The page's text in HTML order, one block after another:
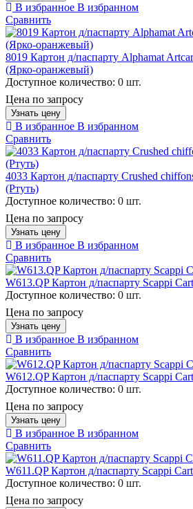
В избранное В избранном
Сравнить
8019 Картон д/паспарту Alphamat
(Ярко-оранжевый)
Доступное количество: 0 шт.
Цена по запросу
Узнать цену
В избранное В избранном
Сравнить
4033 Картон д/паспарту Crushed
(Ртуть)
Доступное количество: 0 шт.
Цена по запросу
Узнать цену
В избранное В избранном
Сравнить
W613.QP Картон д/паспарту Scappi
Доступное количество: 0 шт.
Цена по запросу
Узнать цену
В избранное В избранном
Сравнить
W612.QP Картон д/паспарту Scappi
Доступное количество: 0 шт.
Цена по запросу
Узнать цену
В избранное В избранном
Сравнить
W611.QP Картон д/паспарту Scappi
Доступное количество: 0 шт.
Цена по запросу